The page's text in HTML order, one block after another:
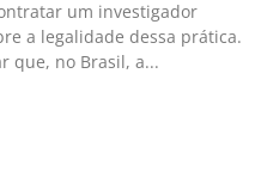
um investigador
a legalidade dessa prática.
que, no Brasil, a